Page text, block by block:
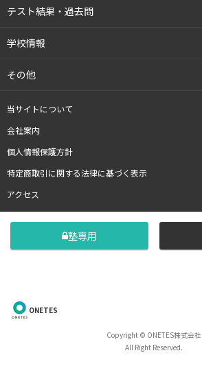
テスト結果・過去問
学校情報
その他
当サイトについて
会社案内
個人情報保護方針
特定商取引に関する法律に基づく表示
アクセス
塾専用
ONETES
Copyright © ONETES株式会社
All Right Reserved.